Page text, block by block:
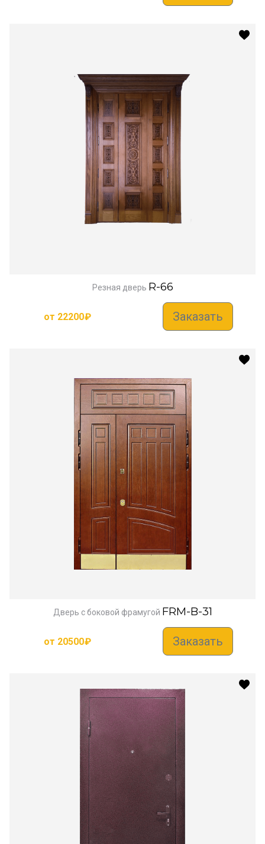
Резная дверь R-66
от 22200₽ Заказать
Дверь с боковой фрамугой FRM-B-31
от 20500₽ Заказать